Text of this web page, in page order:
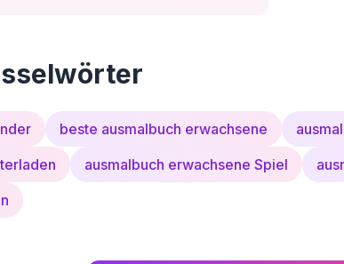
beste ausmalbuch erwachsene
ausmalbuch erwachsene Spiel